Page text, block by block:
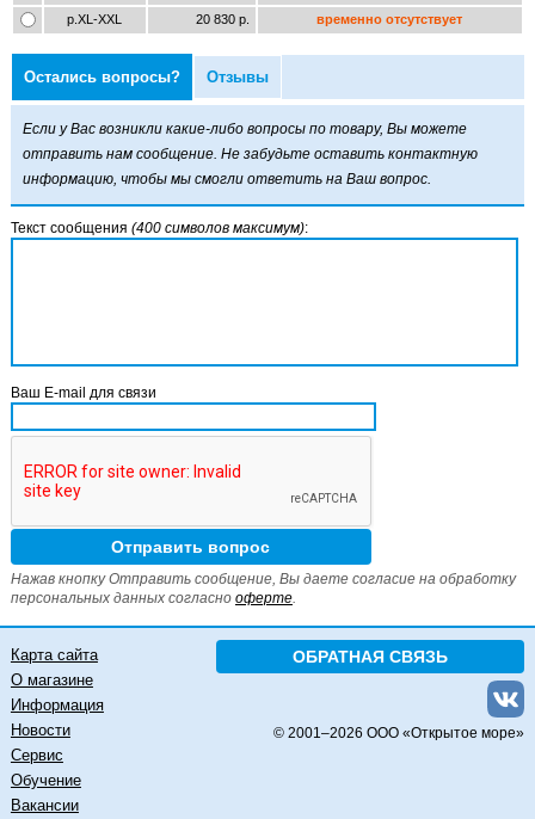
р.XL-XXL
20 830 р. временно отсутствует
Остались вопросы? Отзывы
Если у Вас возникли какие-либо вопросы по товару, Вы можете
отправить нам сообщение. Не забудьте оставить контактную
информацию, чтобы мы смогли ответить на Ваш вопрос.
Текст сообщения (400 символов максимум):
Ваш E-mail для связи
Нажав кнопку Отправить сообщение, Вы даете согласие на обработку
персональных данных согласно оферте.
ОБРАТНАЯ СВЯЗЬ
© 2001–2026 ООО «Открытое море»
Карта сайта
О магазине
Информация
Новости
Сервис
Обучение
Вакансии